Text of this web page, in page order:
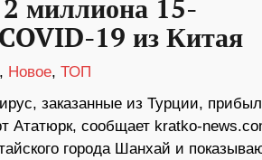
миллиона 15-
19 из Китая
Новое, ТОП
заказанные из Турции,
Ататюрк, сообщает kratko-
города Шанхай и